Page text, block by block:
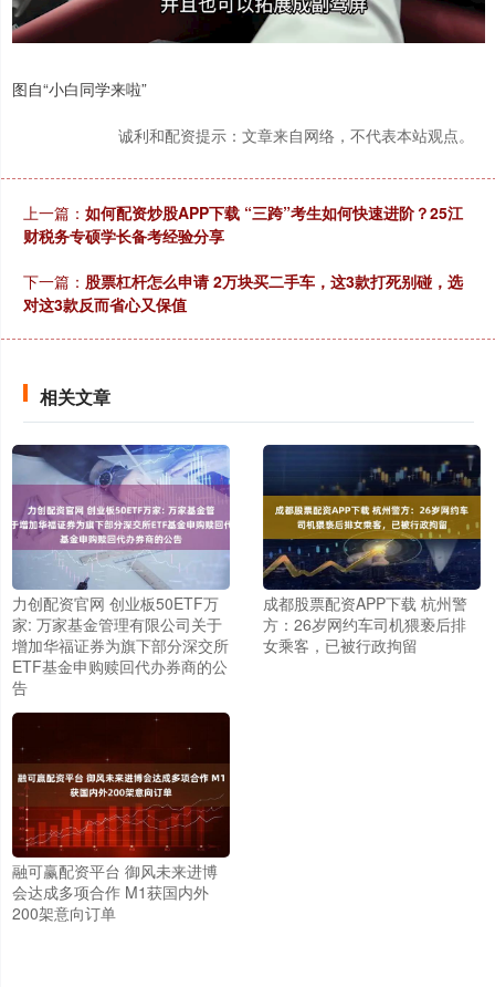
图自“小白同学来啦”
诚利和配资提示：文章来自网络，不代表本站观点。
上一篇： 如何配资炒股APP下载 “三跨”考生如何快速进阶？25江
财税务专硕学长备考经验分享
下一篇： 股票杠杆怎么申请 2万块买二手车，这3款打死别碰，选
对这3款反而省心又保值
相关文章
力创配资官网 创业板50ETF万
家: 万家基金管理有限公司关于
增加华福证券为旗下部分深交所
ETF基金申购赎回代办券商的公
告
成都股票配资APP下载 杭州警
方：26岁网约车司机猥亵后排
女乘客，已被行政拘留
融可赢配资平台 御风未来进博
会达成多项合作 M1获国内外
200架意向订单